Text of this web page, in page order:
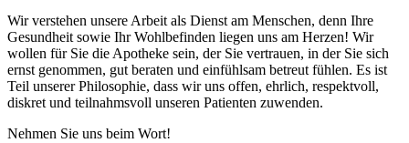
Wir verstehen unsere Arbeit als Dienst am Menschen, denn Ihre
Gesundheit sowie Ihr Wohlbefinden liegen uns am Herzen! Wir
wollen für Sie die Apotheke sein, der Sie vertrauen, in der Sie sich
ernst genommen, gut beraten und einfühlsam betreut fühlen. Es ist
Teil unserer Philosophie, dass wir uns offen, ehrlich, respektvoll,
diskret und teilnahmsvoll unseren Patienten zuwenden.
Nehmen Sie uns beim Wort!